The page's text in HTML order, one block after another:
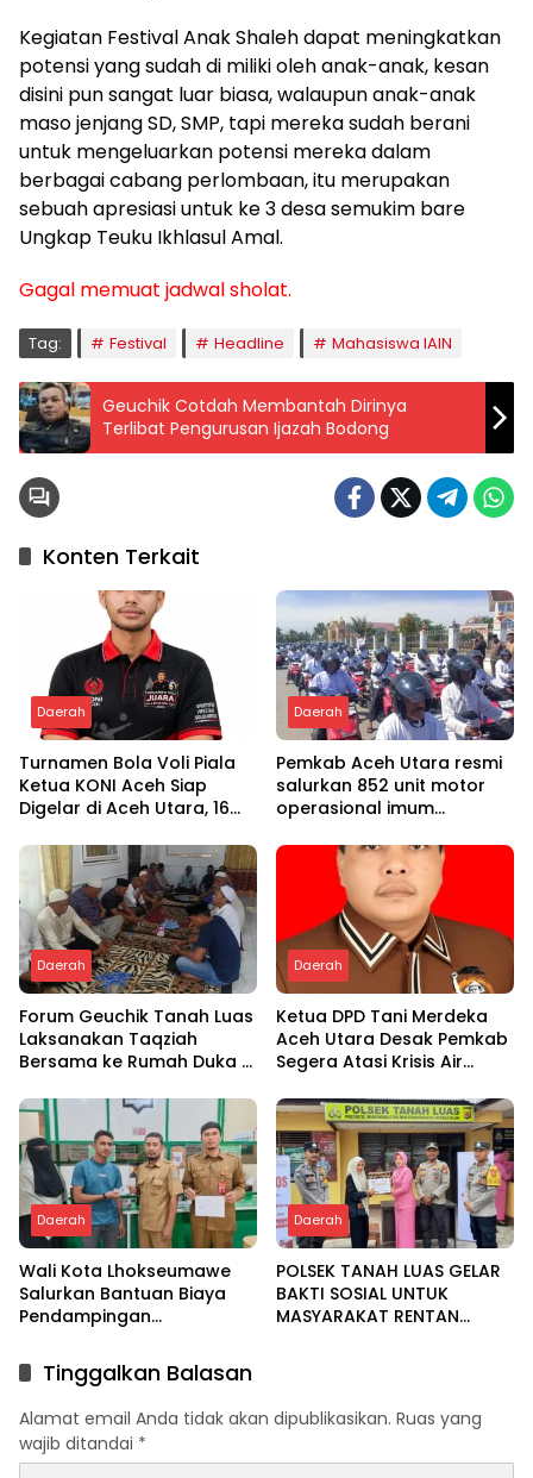
Kegiatan Festival Anak Shaleh dapat meningkatkan
potensi yang sudah di miliki oleh anak-anak, kesan
disini pun sangat luar biasa, walaupun anak-anak
maso jenjang SD, SMP, tapi mereka sudah berani
untuk mengeluarkan potensi mereka dalam
berbagai cabang perlombaan, itu merupakan
sebuah apresiasi untuk ke 3 desa semukim bare
Ungkap Teuku Ikhlasul Amal.
Gagal memuat jadwal sholat.
Tag: Festival Headline Mahasiswa IAIN
Geuchik Cotdah Membantah Dirinya
Terlibat Pengurusan Ijazah Bodong
Konten Terkait
Daerah
Turnamen Bola Voli Piala
Ketua KONI Aceh Siap
Digelar di Aceh Utara, 16
Ambil Bagian
Daerah
Pemkab Aceh Utara resmi
salurkan 852 unit motor
operasional imum
Daerah
Forum Geuchik Tanah Luas
Laksanakan Taqziah
Bersama ke Rumah Duka di
Daerah
Ketua DPD Tani Merdeka
Aceh Utara Desak Pemkab
Segera Atasi Krisis Air
Daerah
Wali Kota Lhokseumawe
Salurkan Bantuan Biaya
Pendampingan
Mal
Daerah
POLSEK TANAH LUAS GELAR
BAKTI SOSIAL UNTUK
MASYARAKAT RENTAN
Tinggalkan Balasan
Alamat email Anda tidak akan dipublikasikan. Ruas yang
wajib ditandai *